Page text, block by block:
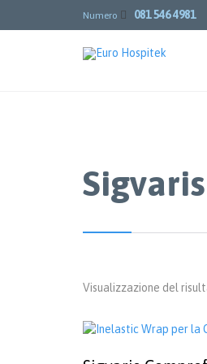
Numero  081 546 4981
Visualizzazione del